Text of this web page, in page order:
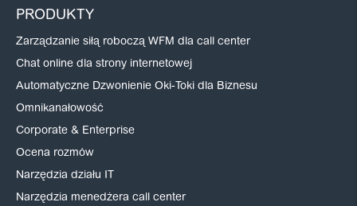
PRODUKTY
Zarządzanie siłą roboczą WFM dla call center
Chat online dla strony internetowej
Automatyczne Dzwonienie Oki-Toki dla Biznesu
Omnikanałowość
Corporate & Enterprise
Ocena rozmów
Narzędzia działu IT
Narzędzia menedżera call center